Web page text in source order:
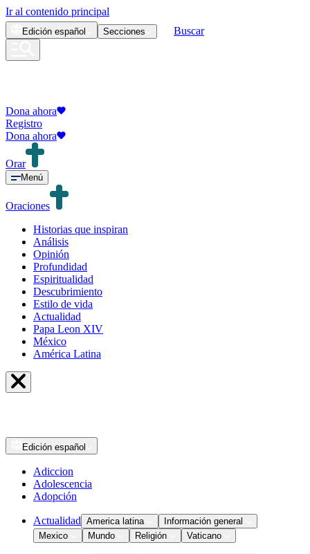
Ir al contenido principal
Edición español Secciones Buscar
Dona ahora
Registro
Dona ahora
Orar
Menú
Oraciones
Historias que inspiran
Análisis
Opinión
Profundidad
Espiritualidad
Descubrimiento
Estilo de vida
Actualidad
Papa Leon XIV
México
América Latina
Edición español
Adiccion
Adolescencia
Adopción
Actualidad America latina
Información general
Mexico
Mundo Religión Vaticano